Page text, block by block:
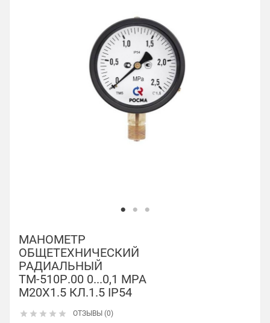
МАНОМЕТР
ОБЩЕТЕХНИЧЕСКИЙ
РАДИАЛЬНЫЙ
ТМ-510Р.00 0...0,1 МРА
М20Х1.5 КЛ.1.5 IP54
     ОТЗЫВЫ (0)